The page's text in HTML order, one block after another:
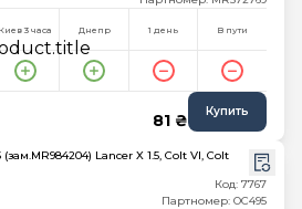
Киев 3 часа Днепр 1 день В пути
81 ₴ Купить
Lancer X 1.5, Colt VI, Colt
Код: 7767
Партномер: OC495